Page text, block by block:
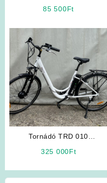
85 500Ft
Tornádó TRD 010
325 000Ft